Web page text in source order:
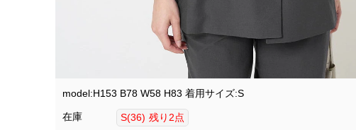
model:H153 B78 W58 H83 着用サイズ:S
在庫 S(36) 残り2点